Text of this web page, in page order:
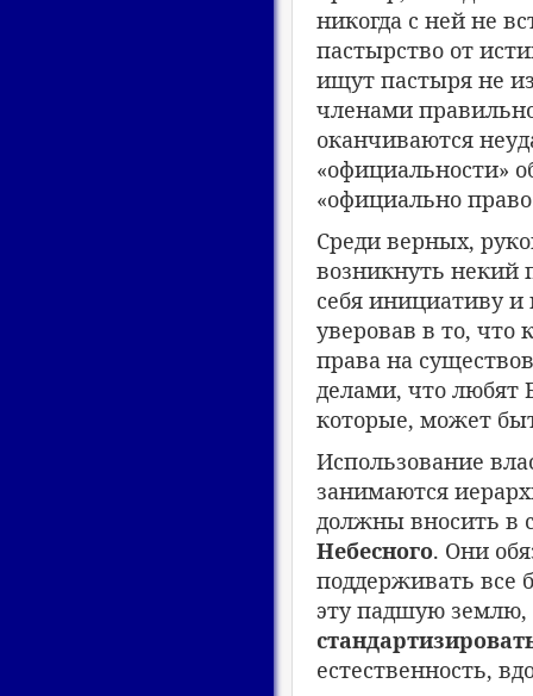
никогда с ней не
пастырство от
ищут пастыря не
членами
оканчиваются
«официальности»
«официально
Среди верных,
возникнуть некий
себя инициативу и
уверовав в то,
права на
делами, что любят
которые, может
Использование
занимаются
должны вносить в
Небесного. Они
поддерживать все
эту падшую землю,
естественность,